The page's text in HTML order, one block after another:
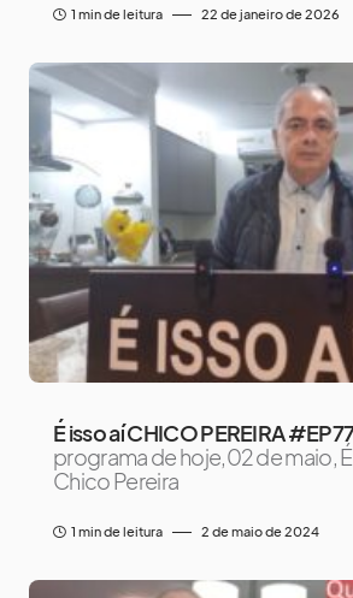
1 min de leitura 22 de janeiro de 2026
É isso aí CHICO PEREIRA
programa de hoje,02 de maio,
Chico Pereira
1 min de leitura 2 de maio de 2024